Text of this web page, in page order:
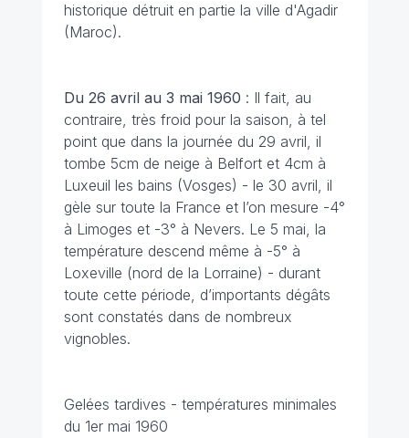
historique détruit en partie la ville d'Agadir
(Maroc).
Du 26 avril au 3 mai 1960 : Il fait, au
contraire, très froid pour la saison, à tel
point que dans la journée du 29 avril, il
tombe 5cm de neige à Belfort et 4cm à
Luxeuil les bains (Vosges) - le 30 avril, il
gèle sur toute la France et l’on mesure -4°
à Limoges et -3° à Nevers. Le 5 mai, la
température descend même à -5° à
Loxeville (nord de la Lorraine) - durant
toute cette période, d’importants dégâts
sont constatés dans de nombreux
vignobles.
Gelées tardives - températures minimales
du 1er mai 1960